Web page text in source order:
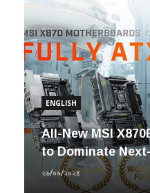
ENGLISH
All-New MSI
to Dominate
২৬/০৯/২০২৪